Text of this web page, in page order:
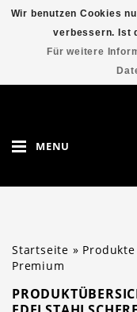
MENU
Startseite » Produkte
Premium
Wir benutzen Cookies
verbessern. Ist
Für weitere